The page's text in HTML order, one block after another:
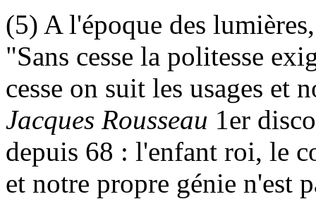
(5) A l'époque des
"Sans cesse la politesse
cesse on suit les usages et
Jacques Rousseau 1er
depuis 68 : l'enfant roi, le
et notre propre génie n'est